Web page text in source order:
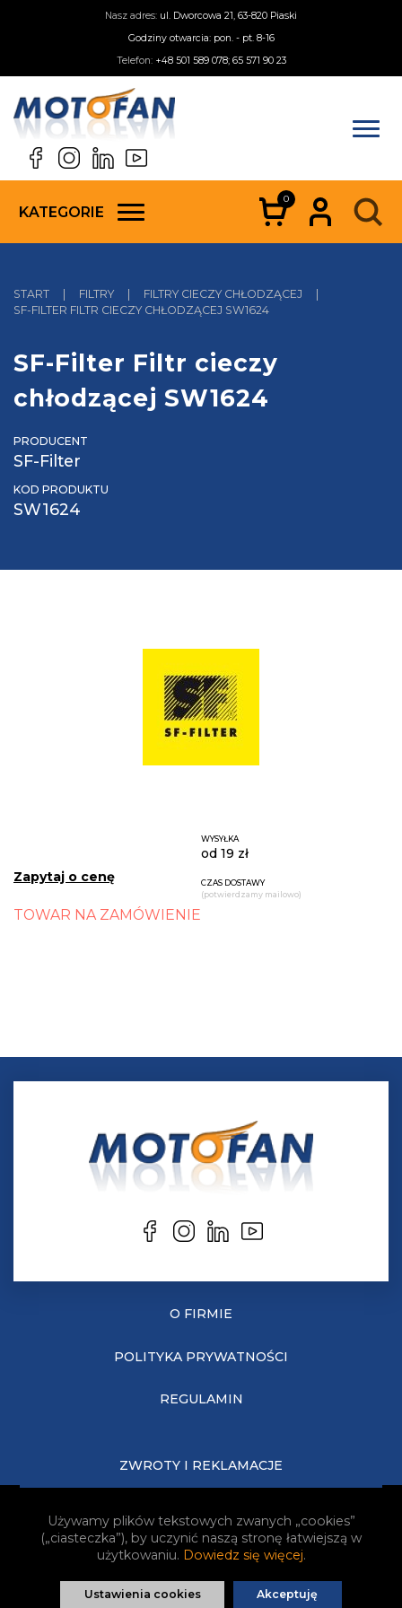
Nasz adres: ul. Dworcowa 21, 63-820 Piaski
Godziny otwarcia: pon. - pt. 8-16
Telefon: +48 501 589 078; 65 571 90 23
KATEGORIE
0
START | FILTRY | FILTRY CIECZY CHŁODZĄCEJ
|
SF-FILTER FILTR CIECZY CHŁODZĄCEJ SW1624
SF-Filter Filtr cieczy
chłodzącej SW1624
PRODUCENT
SF-Filter
KOD PRODUKTU
SW1624
Zapytaj o cenę
TOWAR NA ZAMÓWIENIE
WYSYŁKA
od 19 zł
CZAS DOSTAWY
(potwierdzamy mailowo)
O FIRMIE
POLITYKA PRYWATNOŚCI
REGULAMIN
ZWROTY I REKLAMACJE
JAK KUPOWAĆ?
Realizacja:Idea4Me.pl| Wszelkie prawa zastrzeżone.
Używamy plików tekstowych zwanych „cookies”
(„ciasteczka”), by uczynić naszą stronę łatwiejszą w
użytkowaniu. Dowiedz się więcej.
Ustawienia cookies Akceptuję